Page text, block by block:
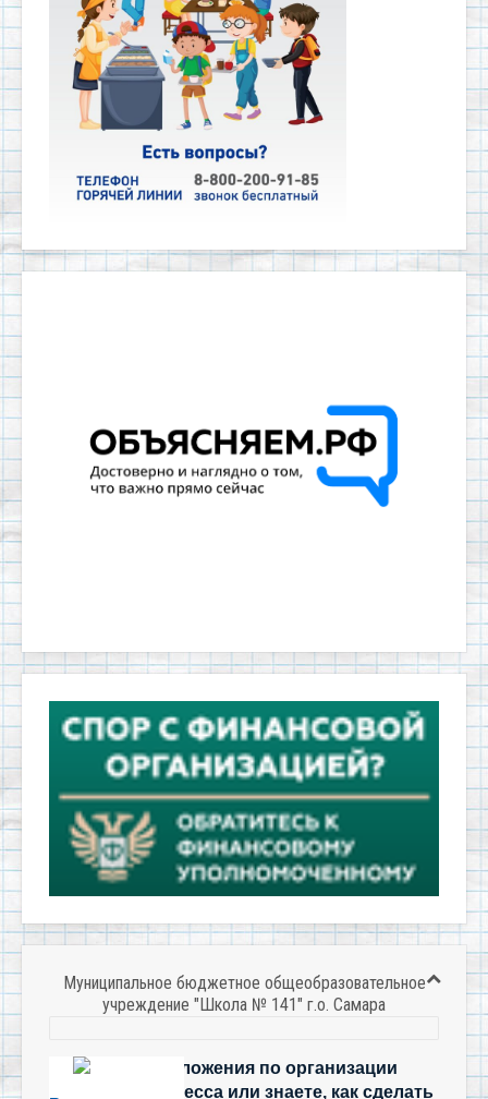
Муниципальное бюджетное общеобразовательное
учреждение "Школа № 141" г.о. Самара
Есть предложения по организации
учебного процесса или знаете, как сделать